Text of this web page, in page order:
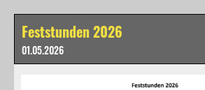
Feststunden 2026
01.05.2026